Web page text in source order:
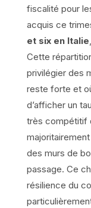
fiscalité pour
acquis ce
et six en Italie
Cette
privilégier des
reste forte et
d’afficher un
très compétitif
des murs de
passage. Ce
résilience du